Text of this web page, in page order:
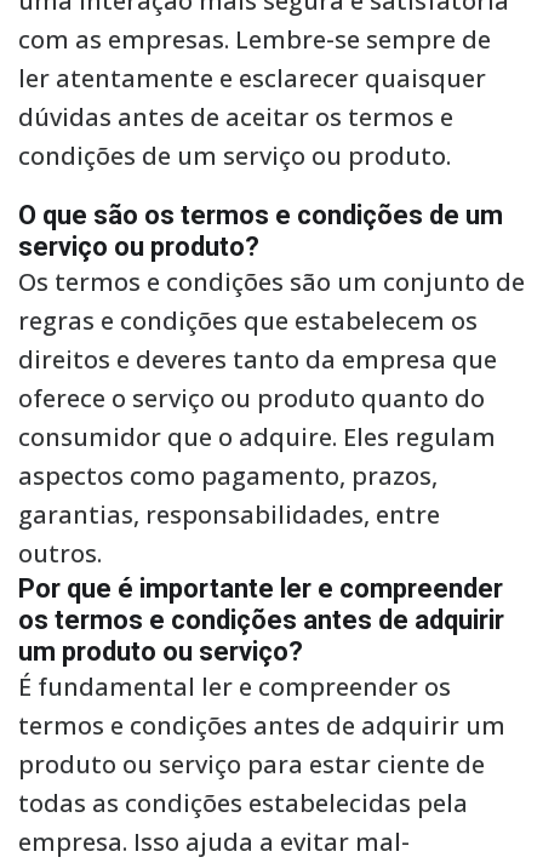
com as empresas. Lembre-se sempre de
ler atentamente e esclarecer quaisquer
dúvidas antes de aceitar os termos e
condições de um serviço ou produto.
O que são os termos e condições de um
serviço ou produto?
Os termos e condições são um conjunto de
regras e condições que estabelecem os
direitos e deveres tanto da empresa que
oferece o serviço ou produto quanto do
consumidor que o adquire. Eles regulam
aspectos como pagamento, prazos,
garantias, responsabilidades, entre
outros.
Por que é importante ler e compreender
os termos e condições antes de adquirir
um produto ou serviço?
É fundamental ler e compreender os
termos e condições antes de adquirir um
produto ou serviço para estar ciente de
todas as condições estabelecidas pela
empresa. Isso ajuda a evitar mal-